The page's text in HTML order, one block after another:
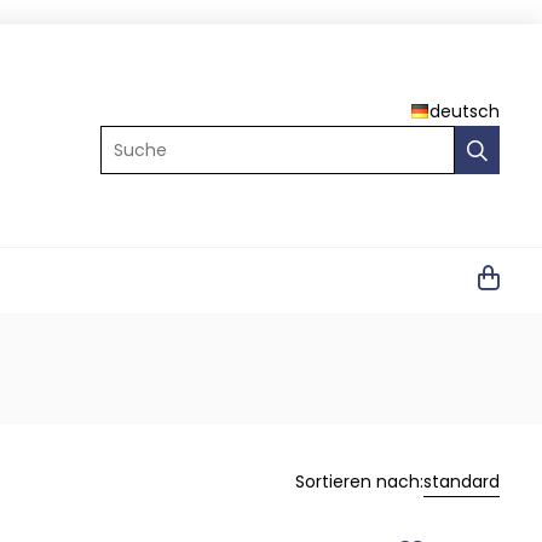
deutsch
Suche
Sortieren nach:standard